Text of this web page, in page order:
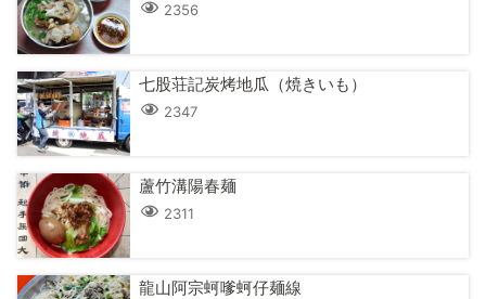
2356
七股荘記炭烤地瓜（焼きいも）
2347
蘆竹溝陽春麺
2311
龍山阿宗蚵嗲蚵仔麺線